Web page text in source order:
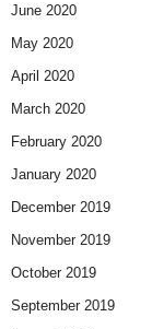
June 2020
May 2020
April 2020
March 2020
February 2020
January 2020
December 2019
November 2019
October 2019
September 2019